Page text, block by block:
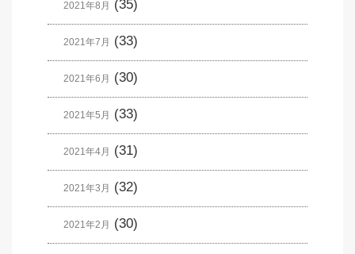
2021年8月 (35)
2021年7月 (33)
2021年6月 (30)
2021年5月 (33)
2021年4月 (31)
2021年3月 (32)
2021年2月 (30)